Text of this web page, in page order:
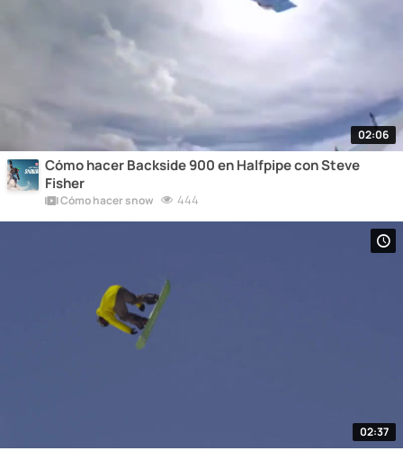
02:06
Cómo hacer Backside 900 en Halfpipe con Steve
Fisher
Cómo hacer snow 444
02:37